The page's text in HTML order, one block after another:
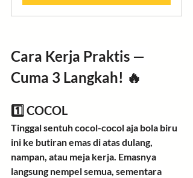
Cara Kerja Praktis —
Cuma 3 Langkah! 🔥
1️⃣ COCOL
Tinggal sentuh cocol-cocol aja bola biru
ini ke butiran emas di atas dulang,
nampan, atau meja kerja. Emasnya
langsung nempel semua, sementara